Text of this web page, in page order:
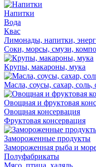
Напитки
Вода
Квас
Лимонады, напитки,
Соки, морсы, смузи,
Крупы, макароны, мука
Масла, соусы, сахар, соль,
Овощная и фруктовая
Овощная консервация
Фруктовая консервация
Замороженные продукты
Замороженная рыба и
Полуфабрикаты
Мясо, птица, халяль